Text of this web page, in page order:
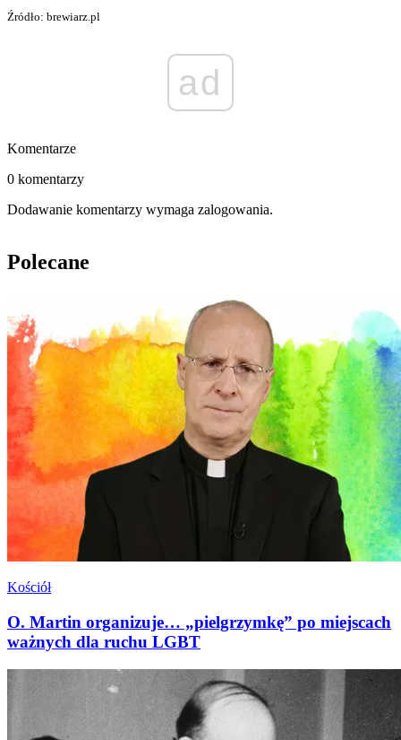
Źródło: brewiarz.pl
ad
Komentarze
0 komentarzy
Dodawanie komentarzy wymaga zalogowania.
Polecane
Kościół
O. Martin organizuje… „pielgrzymkę” po miejscach
ważnych dla ruchu LGBT